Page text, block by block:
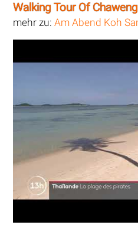
Walking Tour Of
mehr zu:Am Abend Koh